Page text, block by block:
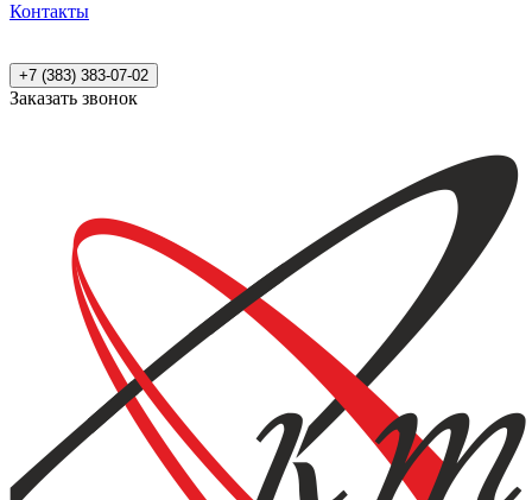
Контакты
+7 (383) 383-07-02
Заказать звонок